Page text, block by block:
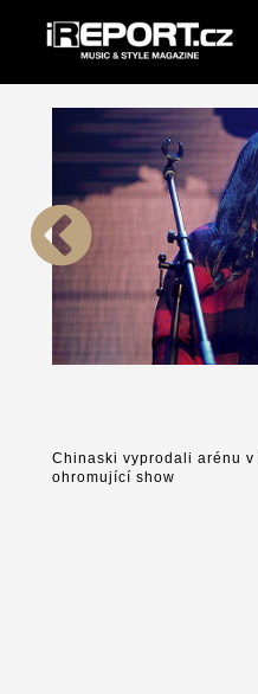
Chinaski vyprodali arénu
ohromující show